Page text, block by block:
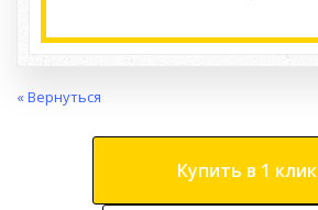
« Вернуться
Купить в 1 клик